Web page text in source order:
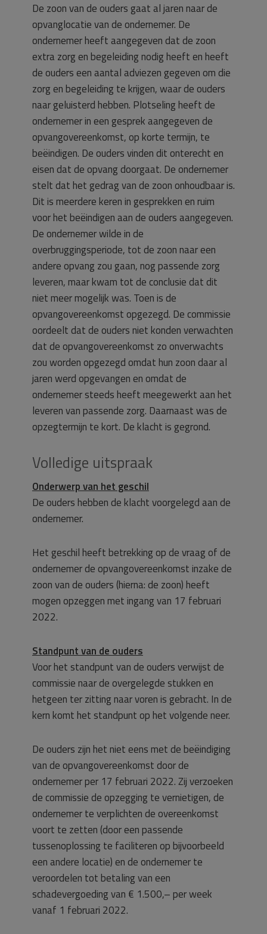
De zoon van de ouders gaat al jaren naar de
opvanglocatie van de ondernemer. De
ondernemer heeft aangegeven dat de zoon
extra zorg en begeleiding nodig heeft en heeft
de ouders een aantal adviezen gegeven om die
zorg en begeleiding te krijgen, waar de ouders
naar geluisterd hebben. Plotseling heeft de
ondernemer in een gesprek aangegeven de
opvangovereenkomst, op korte termijn, te
beëindigen. De ouders vinden dit onterecht en
eisen dat de opvang doorgaat. De ondernemer
stelt dat het gedrag van de zoon onhoudbaar is.
Dit is meerdere keren in gesprekken en ruim
voor het beëindigen aan de ouders aangegeven.
De ondernemer wilde in de
overbruggingsperiode, tot de zoon naar een
andere opvang zou gaan, nog passende zorg
leveren, maar kwam tot de conclusie dat dit
niet meer mogelijk was. Toen is de
opvangovereenkomst opgezegd. De commissie
oordeelt dat de ouders niet konden verwachten
dat de opvangovereenkomst zo onverwachts
zou worden opgezegd omdat hun zoon daar al
jaren werd opgevangen en omdat de
ondernemer steeds heeft meegewerkt aan het
leveren van passende zorg. Daarnaast was de
opzegtermijn te kort. De klacht is gegrond.
Volledige uitspraak
Onderwerp van het geschil
De ouders hebben de klacht voorgelegd aan de
ondernemer.
Het geschil heeft betrekking op de vraag of de
ondernemer de opvangovereenkomst inzake de
zoon van de ouders (hierna: de zoon) heeft
mogen opzeggen met ingang van 17 februari
2022.
Standpunt van de ouders
Voor het standpunt van de ouders verwijst de
commissie naar de overgelegde stukken en
hetgeen ter zitting naar voren is gebracht. In de
kern komt het standpunt op het volgende neer.
De ouders zijn het niet eens met de beëindiging
van de opvangovereenkomst door de
ondernemer per 17 februari 2022. Zij verzoeken
de commissie de opzegging te vernietigen, de
ondernemer te verplichten de overeenkomst
voort te zetten (door een passende
tussenoplossing te faciliteren op bijvoorbeeld
een andere locatie) en de ondernemer te
veroordelen tot betaling van een
schadevergoeding van € 1.500,– per week
vanaf 1 februari 2022.